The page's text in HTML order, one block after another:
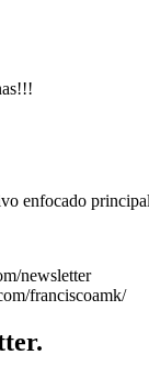
enfocado
newsletter
franciscoamk/